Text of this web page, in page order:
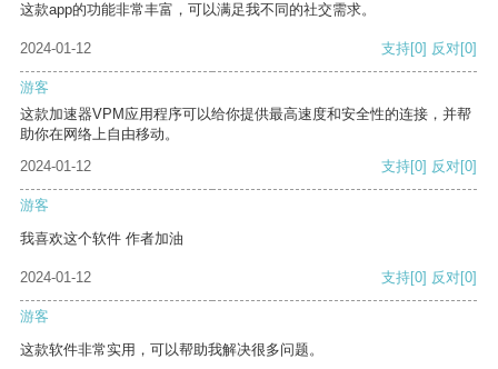
这款app的功能非常丰富，可以满足我不同的社交需求。
2024-01-12 支持[0] 反对[0]
游客
这款加速器VPM应用程序可以给你提供最高速度和安全性的连接，并帮
助你在网络上自由移动。
2024-01-12
支持[0] 反对[0]
游客
我喜欢这个软件 作者加油
2024-01-12 支持[0] 反对[0]
游客
这款软件非常实用，可以帮助我解决很多问题。